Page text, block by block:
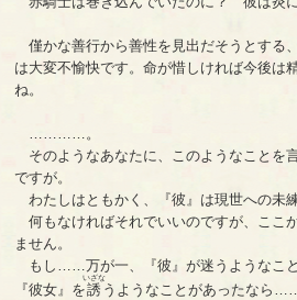
僅かな善行から善性を見出だそうとする
は大変不愉快です。命が惜しければ今後は
ね。
…………。
そのようなあなたに、このようなことを
ですが。
わたしはともかく、『彼』は現世への未
何もなければそれでいいのですが、ここ
ません。
もし……万が一、『彼』が迷うようなこ
『彼女』を誘
いざな
うようなことがあったなら